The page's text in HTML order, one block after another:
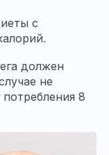
с
должен
не
8